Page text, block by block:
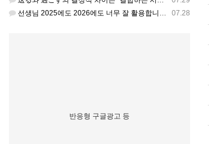
07.28
선생님 2025에도 2026에도 너무 잘 활용합니다.. 감사해요!!!
반응형 구글광고 등